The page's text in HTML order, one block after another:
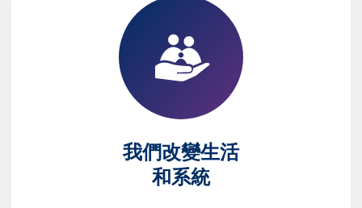
我們改變生活
和系統